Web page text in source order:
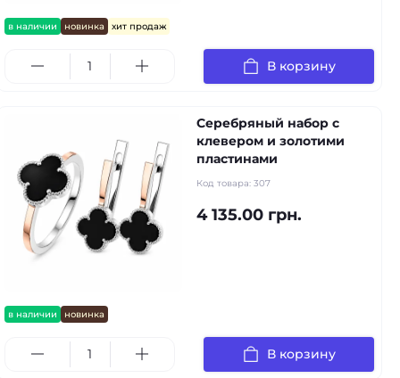
в наличии новинка хит продаж
В корзину
в наличии новинка
Серебряный набор с
клевером и золотими
пластинами
Код товара: 307
4 135.00 грн.
В корзину